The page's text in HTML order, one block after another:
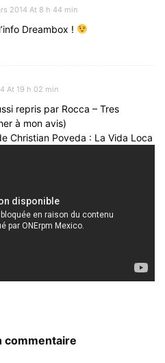
2014 At 8 h 44 min
Dreambox !
At 19 h 02 min
repris par Rocca – Tres
à mon avis)
Christian Poveda : La Vida Loca
commentaire